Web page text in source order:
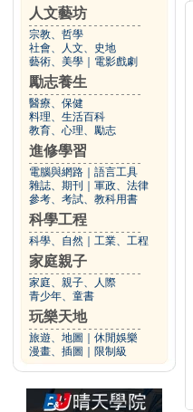
人文藝坊
宗教、哲學
社會、人文、史地
藝術、美學
電影戲劇
勵志養生
醫療、保健
料理、生活百科
教育、心理、勵志
進修學習
電腦與網路
語言工具
雜誌、期刊
軍政、法律
參考、考試、教科用書
科學工程
科學、自然 工業、工程
家庭親子
家庭、親子、人際
青少年、童書
玩樂天地
旅遊、地圖
休閒娛樂
漫畫、插圖
限制級